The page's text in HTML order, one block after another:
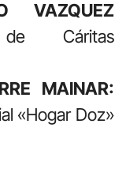
VAZQUEZ
Cáritas
MAINAR:
«Hogar Doz»